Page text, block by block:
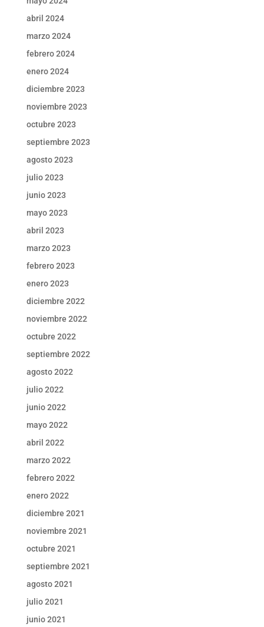
abril 2024
marzo 2024
febrero 2024
enero 2024
diciembre 2023
noviembre 2023
octubre 2023
septiembre 2023
agosto 2023
julio 2023
junio 2023
mayo 2023
abril 2023
marzo 2023
febrero 2023
enero 2023
diciembre 2022
noviembre 2022
octubre 2022
septiembre 2022
agosto 2022
julio 2022
junio 2022
mayo 2022
abril 2022
marzo 2022
febrero 2022
enero 2022
diciembre 2021
noviembre 2021
octubre 2021
septiembre 2021
agosto 2021
julio 2021
junio 2021